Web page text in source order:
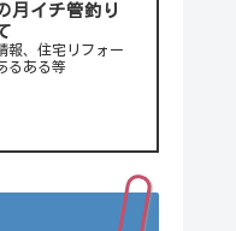
月イチ管釣り
て
報、住宅リフォー
るある等